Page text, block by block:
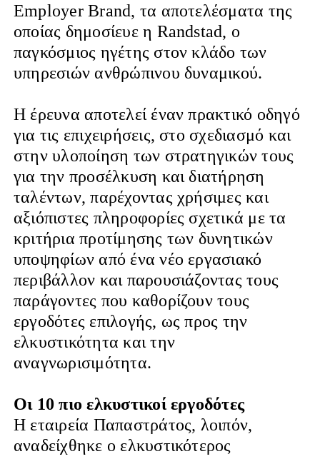
Employer Brand, τα αποτελέσματα της
οποίας δημοσίευε η Randstad, ο
παγκόσμιος ηγέτης στον κλάδο των
υπηρεσιών ανθρώπινου δυναμικού.
Η έρευνα αποτελεί έναν πρακτικό οδηγό
για τις επιχειρήσεις, στο σχεδιασμό και
στην υλοποίηση των στρατηγικών τους
για την προσέλκυση και διατήρηση
ταλέντων, παρέχοντας χρήσιμες και
αξιόπιστες πληροφορίες σχετικά με τα
κριτήρια προτίμησης των δυνητικών
υποψηφίων από ένα νέο εργασιακό
περιβάλλον και παρουσιάζοντας τους
παράγοντες που καθορίζουν τους
εργοδότες επιλογής, ως προς την
ελκυστικότητα και την
αναγνωρισιμότητα.
Οι 10 πιο ελκυστικοί εργοδότες
Η εταιρεία Παπαστράτος, λοιπόν,
αναδείχθηκε ο ελκυστικότερος